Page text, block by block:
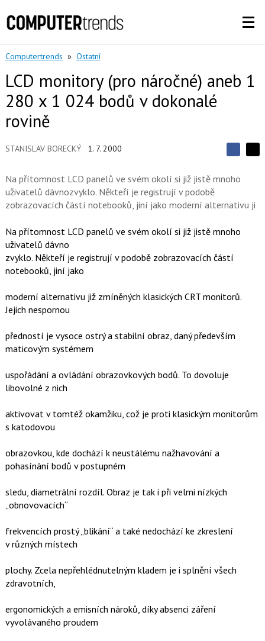
Computertrends » Ostatní
LCD monitory (pro náročné) aneb 1
280 x 1 024 bodů v dokonalé
rovině
STANISLAV BORECKÝ 1. 7. 2000
S
í
l
t
S
l
j
t
n
a
a
o
j
t
Na přítomnost LCD panelů ve svém okolí si již jistě mnoho
uživatelů dávnozvyklo. Někteří je registrují v podobě
zobrazovacích částí notebooků, jiní jako moderní alternativu ji
Na přítomnost LCD panelů ve svém okolí si již jistě mnoho
uživatelů dávno
zvyklo. Někteří je registrují v podobě zobrazovacích částí
notebooků, jiní jako
moderní alternativu již zmíněných klasických CRT monitorů.
Jejich nespornou
předností je vysoce ostrý a stabilní obraz, daný především
maticovým systémem
uspořádání a ovládání obrazovkových bodů. To dovoluje
libovolné z nich
aktivovat v tomtéž okamžiku, což je proti klasickým monitorům
s katodovou
obrazovkou, kde dochází k neustálému nažhavování a
pohasínání bodů v postupném
sledu, diametrální rozdíl. Obraz je tak i při velmi nízkých
„obnovovacích“
frekvencích prostý „blikání“ a také nedochází ke zkreslení
v různých místech
plochy. Zcela nepřehlédnutelným kladem je i splnění všech
zdravotních,
ergonomických a emisních nároků, díky absenci záření
vyvolávaného proudem